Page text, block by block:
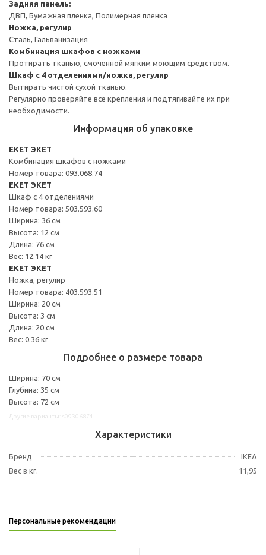
Задняя панель:
ДВП, Бумажная пленка, Полимерная пленка
Ножка, регулир
Сталь, Гальванизация
Комбинация шкафов с ножками
Протирать тканью, смоченной мягким моющим средством.
Шкаф с 4 отделениями/ножка, регулир
Вытирать чистой сухой тканью.
Регулярно проверяйте все крепления и подтягивайте их при
необходимости.
Информация об упаковке
EKET ЭКЕТ
Комбинация шкафов с ножками
Номер товара: 093.068.74
EKET ЭКЕТ
Шкаф с 4 отделениями
Номер товара: 503.593.60
Ширина: 36 см
Высота: 12 см
Длина: 76 см
Вес: 12.14 кг
EKET ЭКЕТ
Ножка, регулир
Номер товара: 403.593.51
Ширина: 20 см
Высота: 3 см
Длина: 20 см
Вес: 0.36 кг
Подробнее о размере товара
Ширина: 70 см
Глубина: 35 см
Высота: 72 см
Характеристики
Бренд
IKEA
Вес в кг.
11,95
Персональные рекомендации